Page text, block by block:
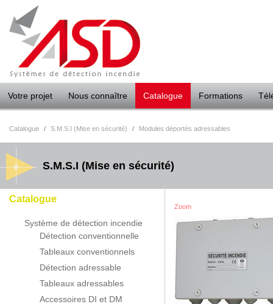
Votre projet Nous connaître Catalogue Formations
Catalogue
Système de détection incendie
Détection conventionnelle
Tableaux conventionnels
Détection adressable
Tableaux adressables
Accessoires DI et DM
Catalogue / S.M.S.I (Mise en sécurité) / Modules déportés adressables
S.M.S.I (Mise en sécurité)
Zoom
Panneau de gestion des cookies